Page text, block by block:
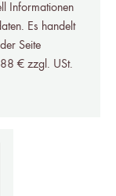
Informationen
Es handelt
Seite
€ zzgl. USt.